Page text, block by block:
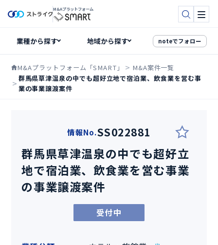
M&Aプラットフォーム
検索メ
noteでフォロー
M&Aプラットフォーム「SMART」
M&A案件一覧
群馬県草津温泉の中でも超好立地で宿泊業、飲食業を営む事
業の事業譲渡案件
情報No.SS022881
群馬県草津温泉の中でも超好立
地で宿泊業、飲食業を営む事業
の事業譲渡案件
受付中